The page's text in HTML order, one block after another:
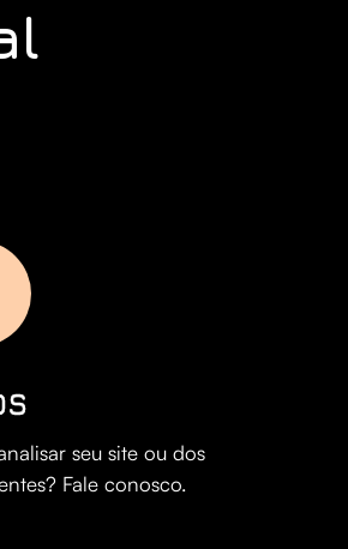
seu site ou dos
Fale conosco.